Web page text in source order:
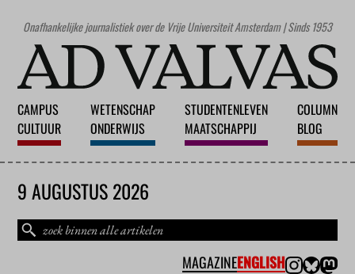
Onafhankelijke journalistiek over de Vrije Universiteit Amsterdam | Sinds 1953
CAMPUS
CULTUUR
WETENSCHAP
ONDERWIJS
STUDENTENLEVEN
MAATSCHAPPIJ
COLUMN
BLOG
9 AUGUSTUS 2026
MAGAZINEENGLISH